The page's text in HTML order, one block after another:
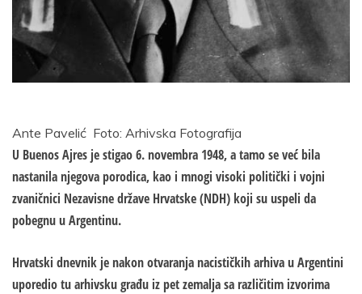
Ante Pavelić Foto: Arhivska Fotografija
U Buenos Ajres je stigao 6. novembra 1948, a tamo se već bila
nastanila njegova porodica, kao i mnogi visoki politički i vojni
zvaničnici Nezavisne države Hrvatske (NDH) koji su uspeli da
pobegnu u Argentinu.
Hrvatski dnevnik je nakon otvaranja nacističkih arhiva u Argentini
uporedio tu arhivsku građu iz pet zemalja sa različitim izvorima